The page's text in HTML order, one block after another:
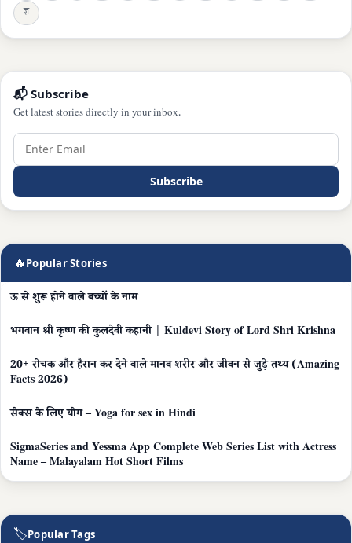
ज्ञ
📬 Subscribe
Get latest stories directly in your inbox.
Subscribe
🔥 Popular Stories
ऊ से शुरू होने वाले बच्चों के नाम
भगवान श्री कृष्ण की कुलदेवी कहानी | Kuldevi Story of Lord Shri Krishna
20+ रोचक और हैरान कर देने वाले मानव शरीर और जीवन से जुड़े तथ्य (Amazing
Facts 2026)
सेक्स के लिए योग – Yoga for sex in Hindi
SigmaSeries and Yessma App Complete Web Series List with Actress
Name – Malayalam Hot Short Films
🏷Popular Tags